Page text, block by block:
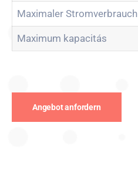
Maximaler Stromverbrauch
Maximum kapacitás
Angebot anfordern